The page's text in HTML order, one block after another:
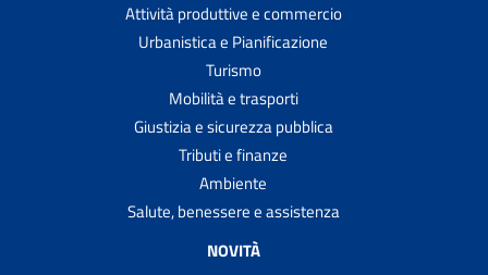
Attività produttive e commercio
Urbanistica e Pianificazione
Turismo
Mobilità e trasporti
Giustizia e sicurezza pubblica
Tributi e finanze
Ambiente
Salute, benessere e assistenza
NOVITÀ